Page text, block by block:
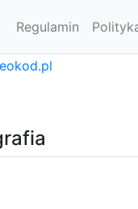
Regulamin